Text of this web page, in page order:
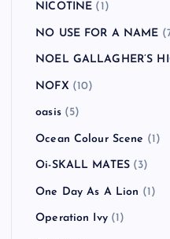
NICOTINE (1)
NO USE FOR A NAME
NOEL GALLAGHER’S
NOFX (10)
oasis(5)
Ocean Colour Scene (1)
Oi-SKALL MATES (3)
One Day As A Lion (1)
Operation Ivy(1)